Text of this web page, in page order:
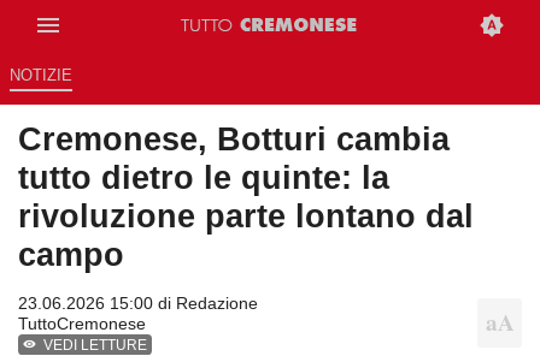
NOTIZIE
Cremonese, Botturi cambia
tutto dietro le quinte: la
rivoluzione parte lontano dal
campo
23.06.2026 15:00 di Redazione
TuttoCremonese
VEDI LETTURE